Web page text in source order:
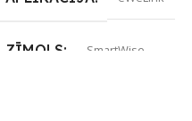
ZĪMOLS SmartWise